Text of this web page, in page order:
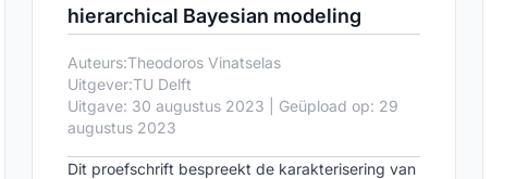
hierarchical Bayesian modeling
Auteurs:Theodoros Vinatselas
Uitgever:TU Delft
Uitgave: 30 augustus 2023 | Geüpload op: 29
augustus 2023
Dit proefschrift bespreekt de karakterisering van